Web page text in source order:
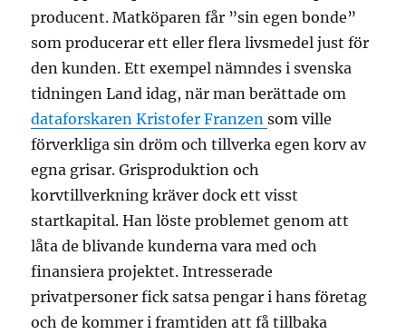
producent. Matköparen får ”sin egen bonde”
som producerar ett eller flera livsmedel just för
den kunden. Ett exempel nämndes i svenska
tidningen Land idag, när man berättade om
dataforskaren Kristofer Franzensom ville
förverkliga sin dröm och tillverka egen korv av
egna grisar. Grisproduktion och
korvtillverkning kräver dock ett visst
startkapital. Han löste problemet genom att
låta de blivande kunderna vara med och
finansiera projektet. Intresserade
privatpersoner fick satsa pengar i hans företag
och de kommer i framtiden att få tillbaka